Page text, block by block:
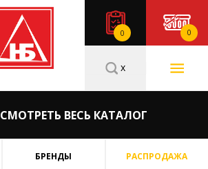
0 0
СМОТРЕТЬ ВЕСЬ КАТАЛОГ
x
БРЕНДЫ РАСПРОДАЖА